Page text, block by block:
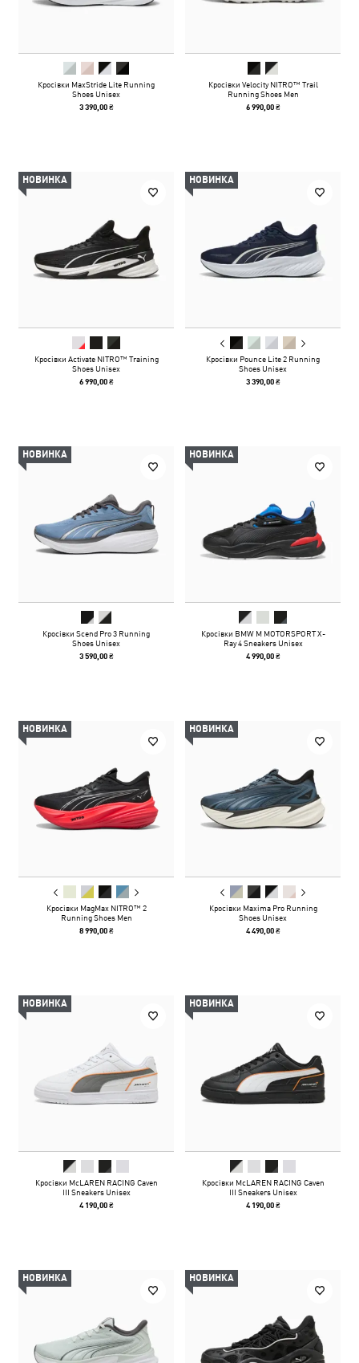
Кросівки MaxStride Lite Running
Shoes Unisex
3 390,00 ₴
Кросівки Velocity NITRO™ Trail
Running Shoes Men
6 990,00 ₴
НОВИНКА
Кросівки Activate NITRO™ Training
Shoes Unisex
6 990,00 ₴
НОВИНКА
Кросівки Pounce Lite 2 Running
Shoes Unisex
3 390,00 ₴
НОВИНКА
Кросівки Scend Pro 3 Running
Shoes Unisex
3 590,00 ₴
НОВИНКА
Кросівки BMW M MOTORSPORT X-
Ray 4 Sneakers Unisex
4 990,00 ₴
НОВИНКА
Кросівки MagMax NITRO™ 2
Running Shoes Men
8 990,00 ₴
НОВИНКА
Кросівки Maxima Pro Running
Shoes Unisex
4 490,00 ₴
НОВИНКА
Кросівки McLAREN RACING Caven
III Sneakers Unisex
4 190,00 ₴
НОВИНКА
Кросівки McLAREN RACING Caven
III Sneakers Unisex
4 190,00 ₴
НОВИНКА НОВИНКА